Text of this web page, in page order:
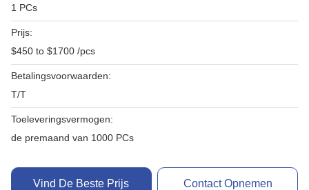
1 PCs
Prijs:
$450 to $1700 /pcs
Betalingsvoorwaarden:
T/T
Toeleveringsvermogen:
de premaand van 1000 PCs
Vind De Beste Prijs Contact Opnemen